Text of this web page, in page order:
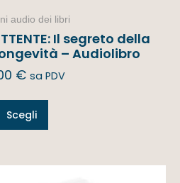
audio dei libri
Il segreto della
– Audiolibro
€ sa PDV
Scegli